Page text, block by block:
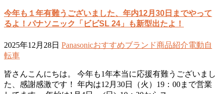
今年も１年有難うございました、年内12月30日までやって
るよ！パナソニック「ビビSL 24」も新型出たよ！
2025年12月28日 Panasonicおすすめブランド商品紹介電動自
転車
皆さんこんにちは。 今年も1年本当に応援有難うございまし
た、感謝感激です！ 年内は12月30日（火）19：00まで営業